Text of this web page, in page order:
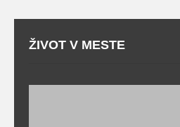
ŽIVOT V MESTE